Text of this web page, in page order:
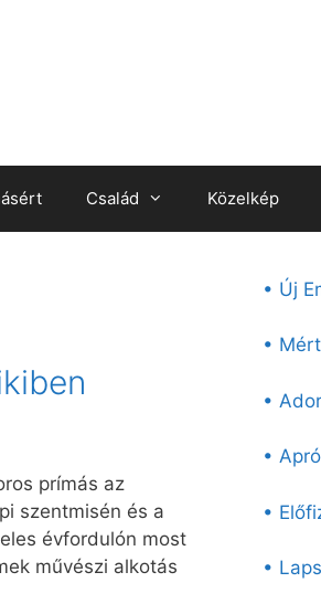
Család Közelkép
prímás az
szentmisén és a
évfordulón most
művészi alkotás
• Új
•
•
•
•
•